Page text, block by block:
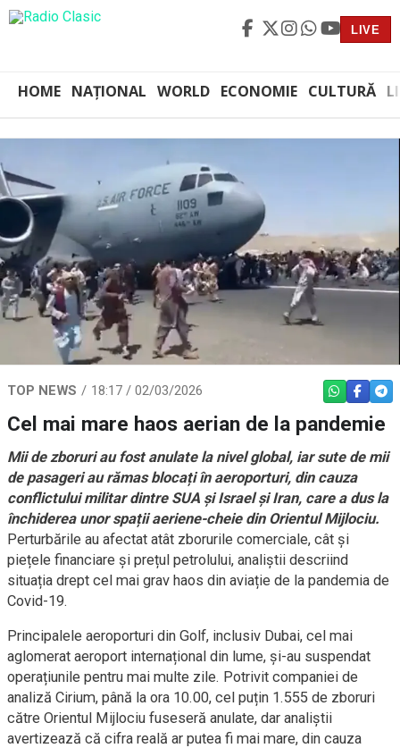
LIVE
HOME NAȚIONAL WORLD ECONOMIE CULTURĂ
TOP NEWS 18:17 / 02/03/2026 WHATSAPP
Cel mai mare haos aerian de la pandemie
Mii de zboruri au fost anulate la nivel global, iar sute de mii
de pasageri au rămas blocați în aeroporturi, din cauza
conflictului militar dintre SUA și Israel și Iran, care a dus la
închiderea unor spații aeriene-cheie din Orientul Mijlociu.
Perturbările au afectat atât zborurile comerciale, cât și
piețele financiare și prețul petrolului, analiștii descriind
situația drept cel mai grav haos din aviație de la pandemia de
Covid-19.
Principalele aeroporturi din Golf, inclusiv Dubai, cel mai
aglomerat aeroport internațional din lume, și-au suspendat
operațiunile pentru mai multe zile. Potrivit companiei de
analiză Cirium, până la ora 10.00, cel puțin 1.555 de zboruri
către Orientul Mijlociu fuseseră anulate, dar analiștii
avertizează că cifra reală ar putea fi mai mare, din cauza